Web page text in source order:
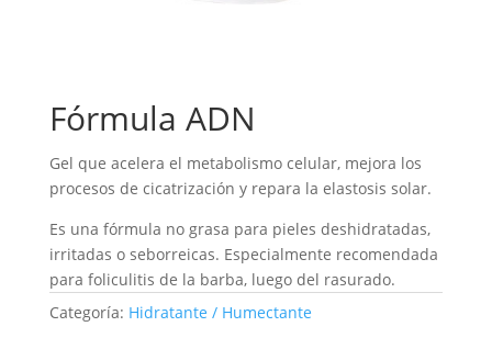
Fórmula ADN
Gel que acelera el metabolismo celular, mejora los
procesos de cicatrización y repara la elastosis solar.
Es una fórmula no grasa para pieles deshidratadas,
irritadas o seborreicas. Especialmente recomendada
para foliculitis de la barba, luego del rasurado.
Categoría: Hidratante / Humectante